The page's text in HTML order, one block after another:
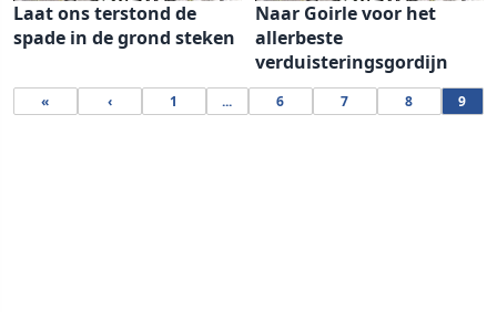
Laat ons terstond de
spade in de grond steken
Naar Goirle voor het
allerbeste
verduisteringsgordijn
« ‹ 1 ... 6 7 8 9